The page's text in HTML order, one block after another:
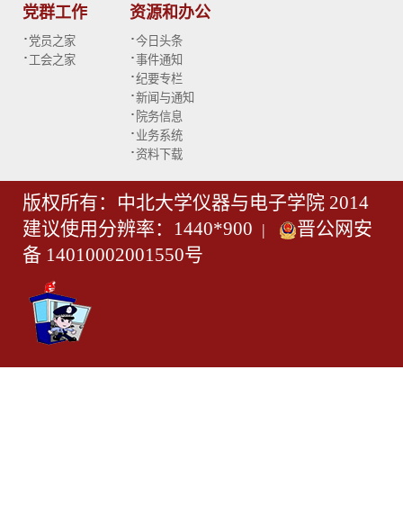
党群工作
· 党员之家
· 工会之家
资源和办公
·今日头条
·事件通知
·纪要专栏
·新闻与通知
· 院务信息
· 业务系统
·资料下载
版权所有：中北大学仪器与电子学院 2014
建议使用分辨率：1440*900 |
晋公网安
备 14010002001550号